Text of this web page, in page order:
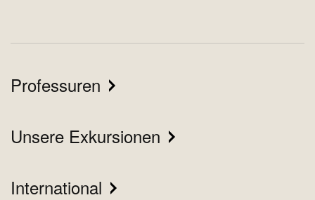
Professuren
Unsere Exkursionen
International